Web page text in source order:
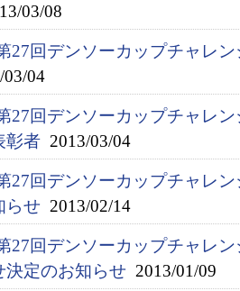
03/08
第27回デンソーカップチャレ
03/04
第27回デンソーカップチャレ
彰者 2013/03/04
第27回デンソーカップチャレ
らせ 2013/02/14
第27回デンソーカップチャレ
決定のお知らせ 2013/01/09